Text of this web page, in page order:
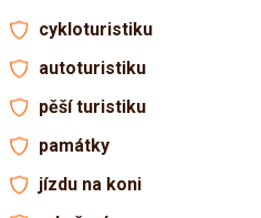
cykloturistiku
autoturistiku
pěší turistiku
památky
jízdu na koni